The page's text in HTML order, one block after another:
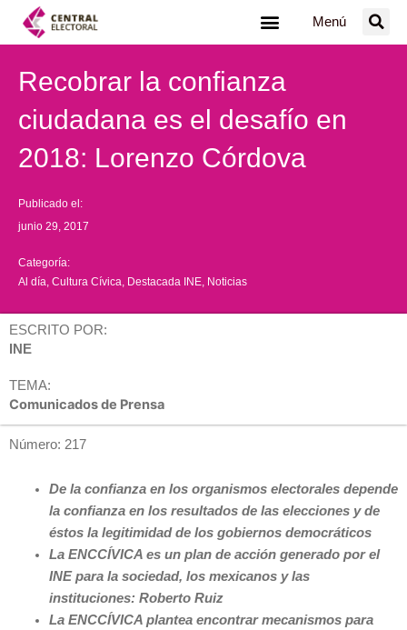
Menú
Recobrar la confianza
ciudadana es el desafío en
2018: Lorenzo Córdova
Publicado el:
junio 29, 2017
Categoría:
Al día Cultura Cívica Destacada INE Noticias
ESCRITO POR:
INE
TEMA:
Comunicados de Prensa
Número: 217
De la confianza en los organismos electorales depende
la confianza en los resultados de las elecciones y de
éstos la legitimidad de los gobiernos democráticos
La ENCCÍVICA es un plan de acción generado por el
INE para la sociedad, los mexicanos y las
instituciones: Roberto Ruiz
La ENCCÍVICA plantea encontrar mecanismos para